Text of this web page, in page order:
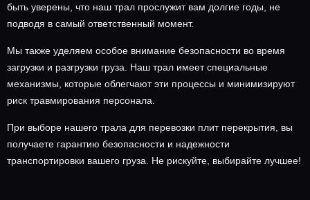
быть уверены, что наш трал прослужит вам долгие годы, не
подводя в самый ответственный момент.
Мы также уделяем особое внимание безопасности во время
загрузки и разгрузки груза. Наш трал имеет специальные
механизмы, которые облегчают эти процессы и минимизируют
риск травмирования персонала.
При выборе нашего трала для перевозки плит перекрытия, вы
получаете гарантию безопасности и надежности
транспортировки вашего груза. Не рискуйте, выбирайте лучшее!